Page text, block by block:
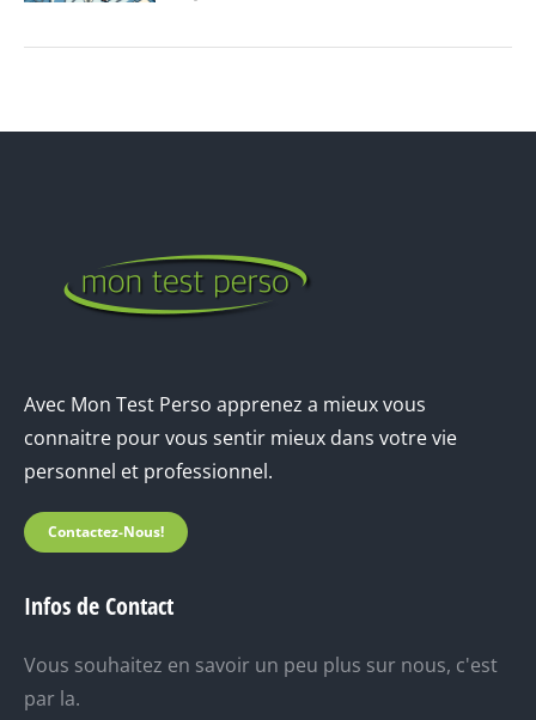
Avec Mon Test Perso apprenez a mieux vous
connaitre pour vous sentir mieux dans votre vie
personnel et professionnel.
Contactez-Nous!
Infos de Contact
Vous souhaitez en savoir un peu plus sur nous, c'est
par la.